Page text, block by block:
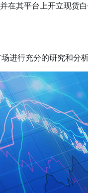
在其平台上开立现货
进行充分的研究和分